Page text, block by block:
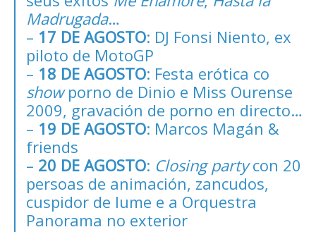
Madrugada…
– 17 DE AGOSTO: DJ Fonsi Niento, ex
piloto de MotoGP
– 18 DE AGOSTO: Festa erótica co
showporno de Dinio e Miss Ourense
2009, gravación de porno en directo…
– 19 DE AGOSTO: Marcos Magán &
friends
– 20 DE AGOSTO: Closing partycon 20
persoas de animación, zancudos,
cuspidor de lume e a Orquestra
Panorama no exterior